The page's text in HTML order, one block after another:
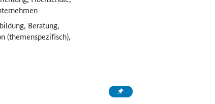
Beratung,
(themenspezifisch),